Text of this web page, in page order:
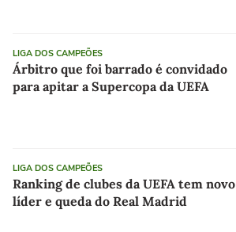
LIGA DOS CAMPEÕES
Árbitro que foi barrado é convidado
para apitar a Supercopa da UEFA
LIGA DOS CAMPEÕES
Ranking de clubes da UEFA tem novo
líder e queda do Real Madrid